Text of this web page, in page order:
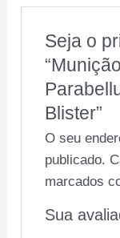
Seja o
Blister”
O seu
publicado.
marcados
Sua